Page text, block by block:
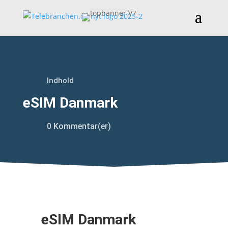
Indhold
eSIM Danmark
0 Kommentar(er)
eSIM Danmark